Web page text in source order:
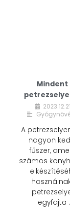
Mindent
A
nagyon
fűszer,
számos
egyfajta